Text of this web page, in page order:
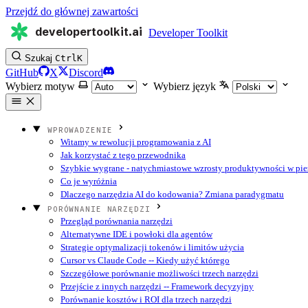
Przejdź do głównej zawartości
developertoolkit.ai Developer Toolkit
Szukaj CtrlK
GitHub X
Discord
Wybierz motyw
Wybierz język
WPROWADZENIE
Witamy w rewolucji programowania z AI
Jak korzystać z tego przewodnika
Szybkie wygrane - natychmiastowe wzrosty produktywności w
Co je wyróżnia
Dlaczego narzędzia AI do kodowania? Zmiana paradygmatu
PORÓWNANIE NARZĘDZI
Przegląd porównania narzędzi
Alternatywne IDE i powłoki dla agentów
Strategie optymalizacji tokenów i limitów użycia
Cursor vs Claude Code -- Kiedy użyć którego
Szczegółowe porównanie możliwości trzech narzędzi
Przejście z innych narzędzi -- Framework decyzyjny
Porównanie kosztów i ROI dla trzech narzędzi